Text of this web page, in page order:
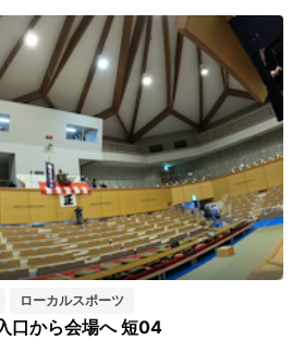
ローカルスポーツ
口から会場へ 短04